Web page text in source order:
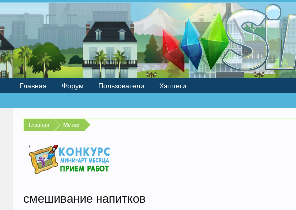
Главная Метки
смешивание напитков
Главная Форум Пользователи Хэштеги